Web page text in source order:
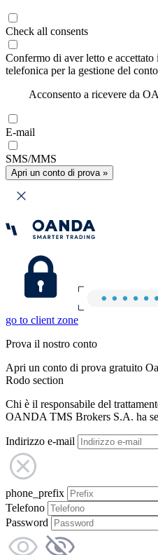
Check all consents
Confermo di aver letto e accettato i
telefonica per la gestione del
Acconsento a ricevere da
E-mail
SMS/MMS
Apri un conto di prova »
go to client zone
Prova il nostro conto
Apri un conto di prova gratuito
Rodo section
Chi è il responsabile del
OANDA TMS Brokers S.A. ha
Indirizzo e-mail
phone_prefix
Telefono
Password